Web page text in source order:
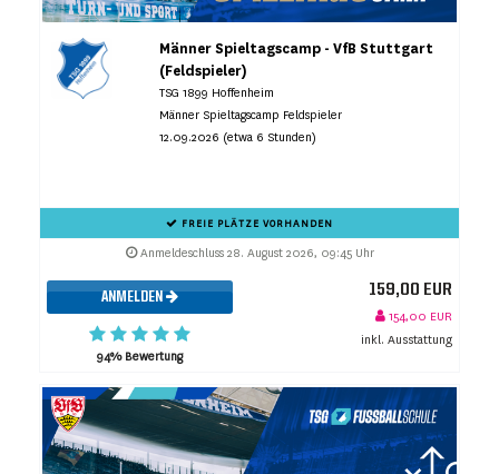
Männer Spieltagscamp - VfB Stuttgart
(Feldspieler)
TSG 1899 Hoffenheim
Männer Spieltagscamp Feldspieler
12.09.2026 (etwa 6 Stunden)
FREIE PLÄTZE VORHANDEN
Anmeldeschluss 28. August 2026, 09:45 Uhr
ANMELDEN
94% Bewertung
159,00 EUR
154,00 EUR
inkl. Ausstattung